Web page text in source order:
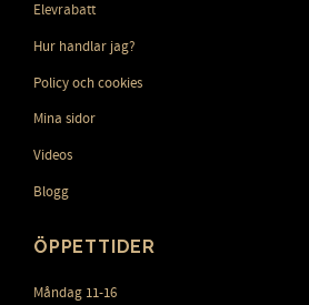
Elevrabatt
Hur handlar jag?
Policy och cookies
Mina sidor
Videos
Blogg
ÖPPETTIDER
Måndag 11-16